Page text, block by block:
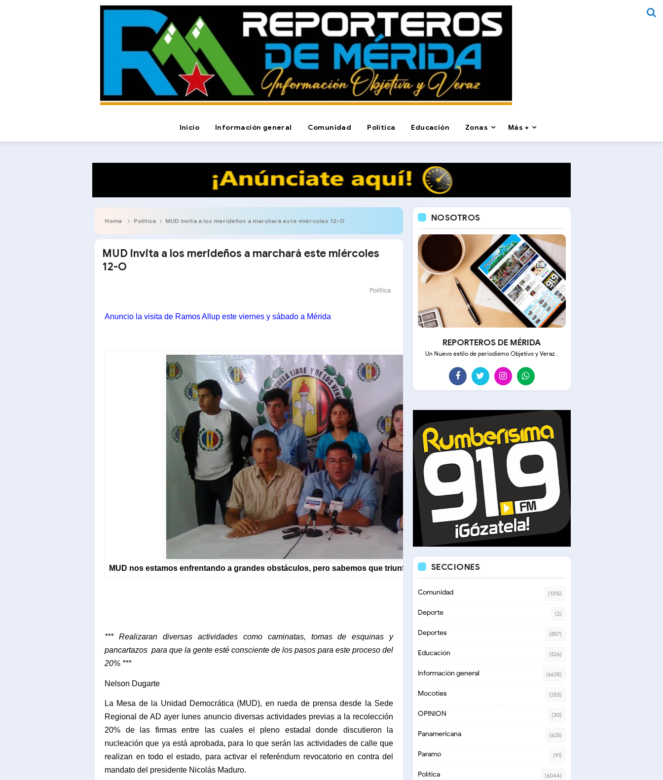
Inicio Información general Comunidad Política Educación Zonas Más +
Home Política MUD invita a los merideños a marchará este miércoles 12-O
MUD invita a los merideños a marchará este miércoles
12-O
Política
Anuncio la visita de Ramos Allup este viernes y sábado a Mérida
MUD nos estamos enfrentando a grandes obstáculos, pero sabemos que triunfáremos con referéndum revocatorio
*** Realizaran diversas actividades como caminatas, tomas de esquinas y
pancartazos para que la gente esté consciente de los pasos para este proceso del
20% ***
Nelson Dugarte
La Mesa de la Unidad Democrática (MUD), en rueda de prensa desde la Sede
Regional de AD ayer lunes anuncio diversas actividades previas a la recolección
20% de las firmas entre las cuales el pleno estadal donde discutieron la
nucleación que ya está aprobada, para lo que serán las actividades de calle que
realizan en todo el estado, para activar el referéndum revocatorio en contra del
mandato del presidente Nicolás Maduro.
NOSOTROS
REPORTEROS DE MÉRIDA
Un Nuevo estilo de periodismo Objetivo y Veraz .
SECCIONES
Comunidad (1315)
Deporte (2)
Deportes (857)
Educación (526)
Información general (6635)
Mocoties (253)
OPINION (30)
Panamericana (625)
Paramo (91)
Política (6044)